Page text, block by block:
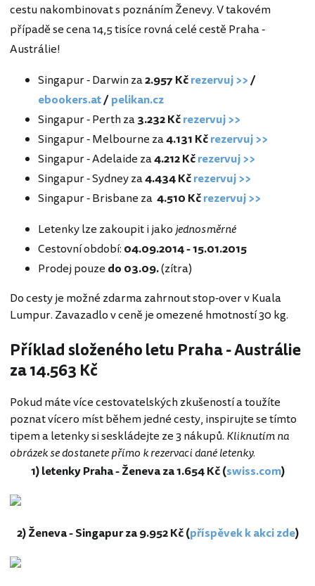
cestu nakombinovat s poznáním Ženevy. V takovém
případě se cena 14,5 tisíce rovná celé cestě Praha -
Austrálie!
Singapur - Darwin za2.957 Kčrezervuj >>/
ebookers.at/pelikan.cz
Singapur - Perth za3.232 Kčrezervuj >>
Singapur - Melbourne za4.131 Kčrezervuj >>
Singapur - Adelaide za4.212 Kčrezervuj >>
Singapur - Sydney za4.434 Kčrezervuj >>
Singapur - Brisbane za 4.510 Kčrezervuj >>
Letenky lze zakoupit i jakojednosměrné
Cestovní období: 04.09.2014 - 15.01.2015
Prodej pouze do 03.09.(zítra)
Do cesty je možné zdarma zahrnout stop-over v Kuala
Lumpur. Zavazadlo v ceně je omezené hmotností 30 kg.
Příklad složeného letu Praha - Austrálie
za 14.563 Kč
Pokud máte více cestovatelských zkušeností a toužíte
poznat vícero míst během jedné cesty, inspirujte se tímto
tipem a letenky si seskládejte ze 3 nákupů. Kliknutím na
obrázek se dostanete přímo k rezervaci dané letenky.
1) letenky Praha - Ženeva za 1.654 Kč (swiss.com)
2) Ženeva - Singapur za 9.952 Kč (příspěvek k akci zde)